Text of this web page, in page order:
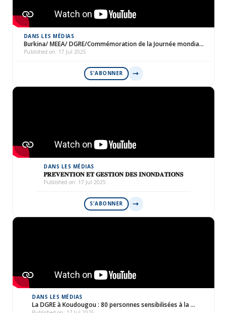
DANS LES MÉDIAS
Burkina/ MEEA/ DGRE/Commémoration de la Journée mondia…
Published on: 17 Jul 2025
S'ABONNER
DANS LES MÉDIAS
𝐏𝐑𝐄́𝐕𝐄𝐍𝐓𝐈𝐎𝐍 𝐄𝐓 𝐆𝐄𝐒𝐓𝐈𝐎𝐍 𝐃𝐄𝐒 𝐈𝐍𝐎𝐍𝐃𝐀𝐓𝐈𝐎𝐍𝐒
Published on: 17 Jul 2025
S'ABONNER
DANS LES MÉDIAS
La DGRE à Koudougou : 80 personnes sensibilisées à la …